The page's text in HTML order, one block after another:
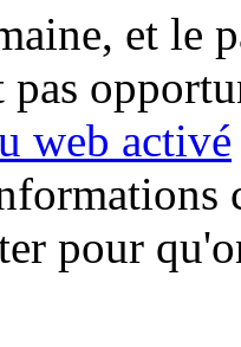
et le
pas
web activé
pour